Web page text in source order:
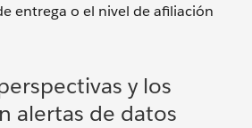
entrega o el nivel de afiliación
y los
alertas de datos